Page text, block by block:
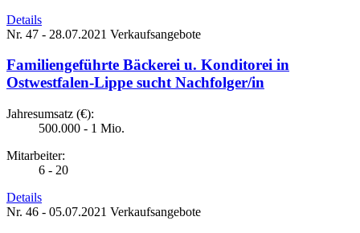
Details
Nr. 47 - 28.07.2021 Verkaufsangebote
Familiengeführte Bäckerei u. Konditorei in
Ostwestfalen-Lippe sucht Nachfolger/in
Jahresumsatz (€):
500.000 - 1 Mio.
Mitarbeiter:
6 - 20
Details
Nr. 46 - 05.07.2021 Verkaufsangebote